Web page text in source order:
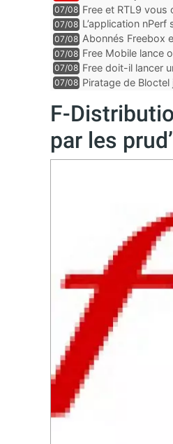
encore au moin...
07/08 Free et RTL9
l’obtenir
07/08 L’application
Mobile, Orange,
07/08 Abonnés Freebox
07/08 Free Mobile lance
des promos et
07/08 Free doit-il lancer
07/08 Piratage de
F-
par les